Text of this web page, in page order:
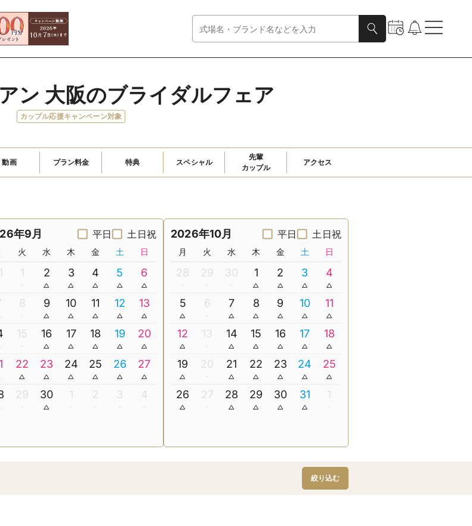
ン 大阪のブライダルフェア
カップル応援キャンペーン対象
動画 プラン料金 特典 スペシャル
先輩
カップル
アクセス
年9月 平日 土日祝
火 水 木 金 土 日
1 2 3 4 5 6
8 9 10 11 12 13
15 16 17 18 19 20
22 23 24 25 26 27
29 30 1 2 3 4
2026年10月 平日 土日祝
月 火 水 木 金 土 日
28 29 30 1 2 3 4
5 6 7 8 9 10 11
12 13 14 15 16 17 18
19 20 21 22 23 24 25
26 27 28 29 30 31 1
絞り込む